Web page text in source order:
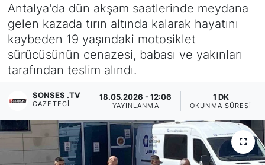
Antalya'da dün akşam saatlerinde meydana
gelen kazada tırın altında kalarak hayatını
kaybeden 19 yaşındaki motosiklet
sürücüsünün cenazesi, babası ve yakınları
tarafından teslim alındı.
SONSES .TV
GAZETECI
18.05.2026 - 12:06
YAYINLANMA
1 DK
OKUNMA SÜRESI
MAGAZİN
SAĞLIK
Haberde insan
Son Dakika Haberleri
Haber Arşivi